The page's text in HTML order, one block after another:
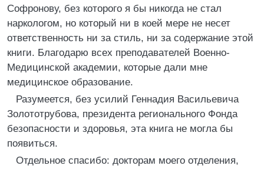
Софронову, без которого я бы никогда не стал
наркологом, но который ни в коей мере не несет
ответственность ни за стиль, ни за содержание этой
книги. Благодарю всех преподавателей Военно-
Медицинской академии, которые дали мне
медицинское образование.
Разумеется, без усилий Геннадия Васильевича
Золототрубова, президента регионального Фонда
безопасности и здоровья, эта книга не могла бы
появиться.
Отдельное спасибо: докторам моего отделения,